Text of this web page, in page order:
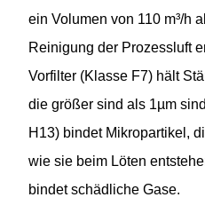
ein Volumen von 110 m³/h
Reinigung der Prozessluft
Vorfilter (Klasse F7) hält
die größer sind als 1µm
H13) bindet Mikropartikel,
wie sie beim Löten
bindet schädliche Gase.